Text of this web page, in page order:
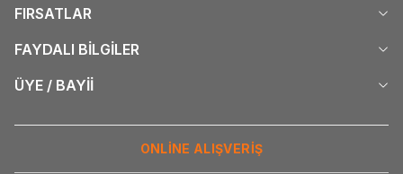
FIRSATLAR
FAYDALI BİLGİLER
ÜYE / BAYİİ
ONLİNE ALIŞVERİŞ